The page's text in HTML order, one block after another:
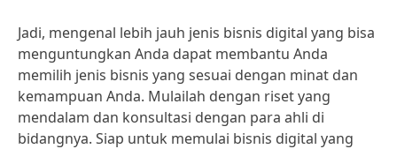
Jadi, mengenal lebih jauh jenis bisnis digital yang bisa
menguntungkan Anda dapat membantu Anda
memilih jenis bisnis yang sesuai dengan minat dan
kemampuan Anda. Mulailah dengan riset yang
mendalam dan konsultasi dengan para ahli di
bidangnya. Siap untuk memulai bisnis digital yang